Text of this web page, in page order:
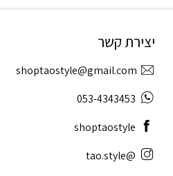
יצירת קשר
shoptaostyle@gmail.com
053-4343453
shoptaostyle
@tao.style